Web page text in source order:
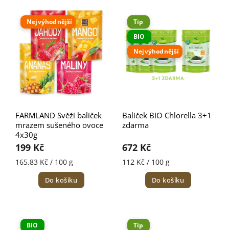
Nejdražší
Nejprodávanější
Abecedně
Nejvýhodnější
FARMLAND Svěží balíček
mrazem sušeného ovoce
4x30g
199 Kč
165,83 Kč / 100 g
Do košíku
Tip
BIO
Nejvýhodnější
Balíček BIO Chlorella 3+1
zdarma
672 Kč
112 Kč / 100 g
Do košíku
BIO
Tip